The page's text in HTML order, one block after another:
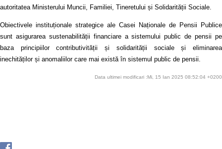
autoritatea Ministerului Muncii, Familiei, Tineretului și Solidarității Sociale.
Obiectivele instituționale strategice ale Casei Naționale de Pensii Publice
sunt asigurarea sustenabilității financiare a sistemului public de pensii pe
baza principiilor contributivității și solidarității sociale și eliminarea
inechităților și anomaliilor care mai există în sistemul public de pensii.
Data ultimei modificari :Mi, 15 Ian 2025 08:52:04 +0200